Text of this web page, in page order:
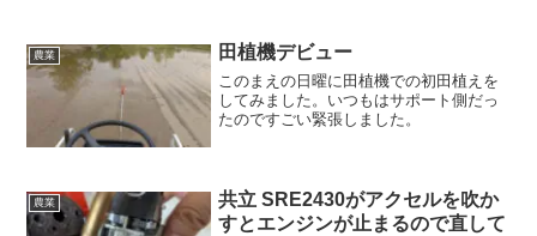
農業 田植機デビュー
このまえの日曜に田植機での初田植えを
してみました。いつもはサポート側だっ
たのですごい緊張しました。
農業
共立 SRE2430がアクセルを吹か
すとエンジンが止まるので直して